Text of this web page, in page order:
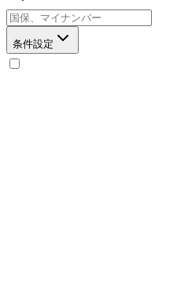
条件設定